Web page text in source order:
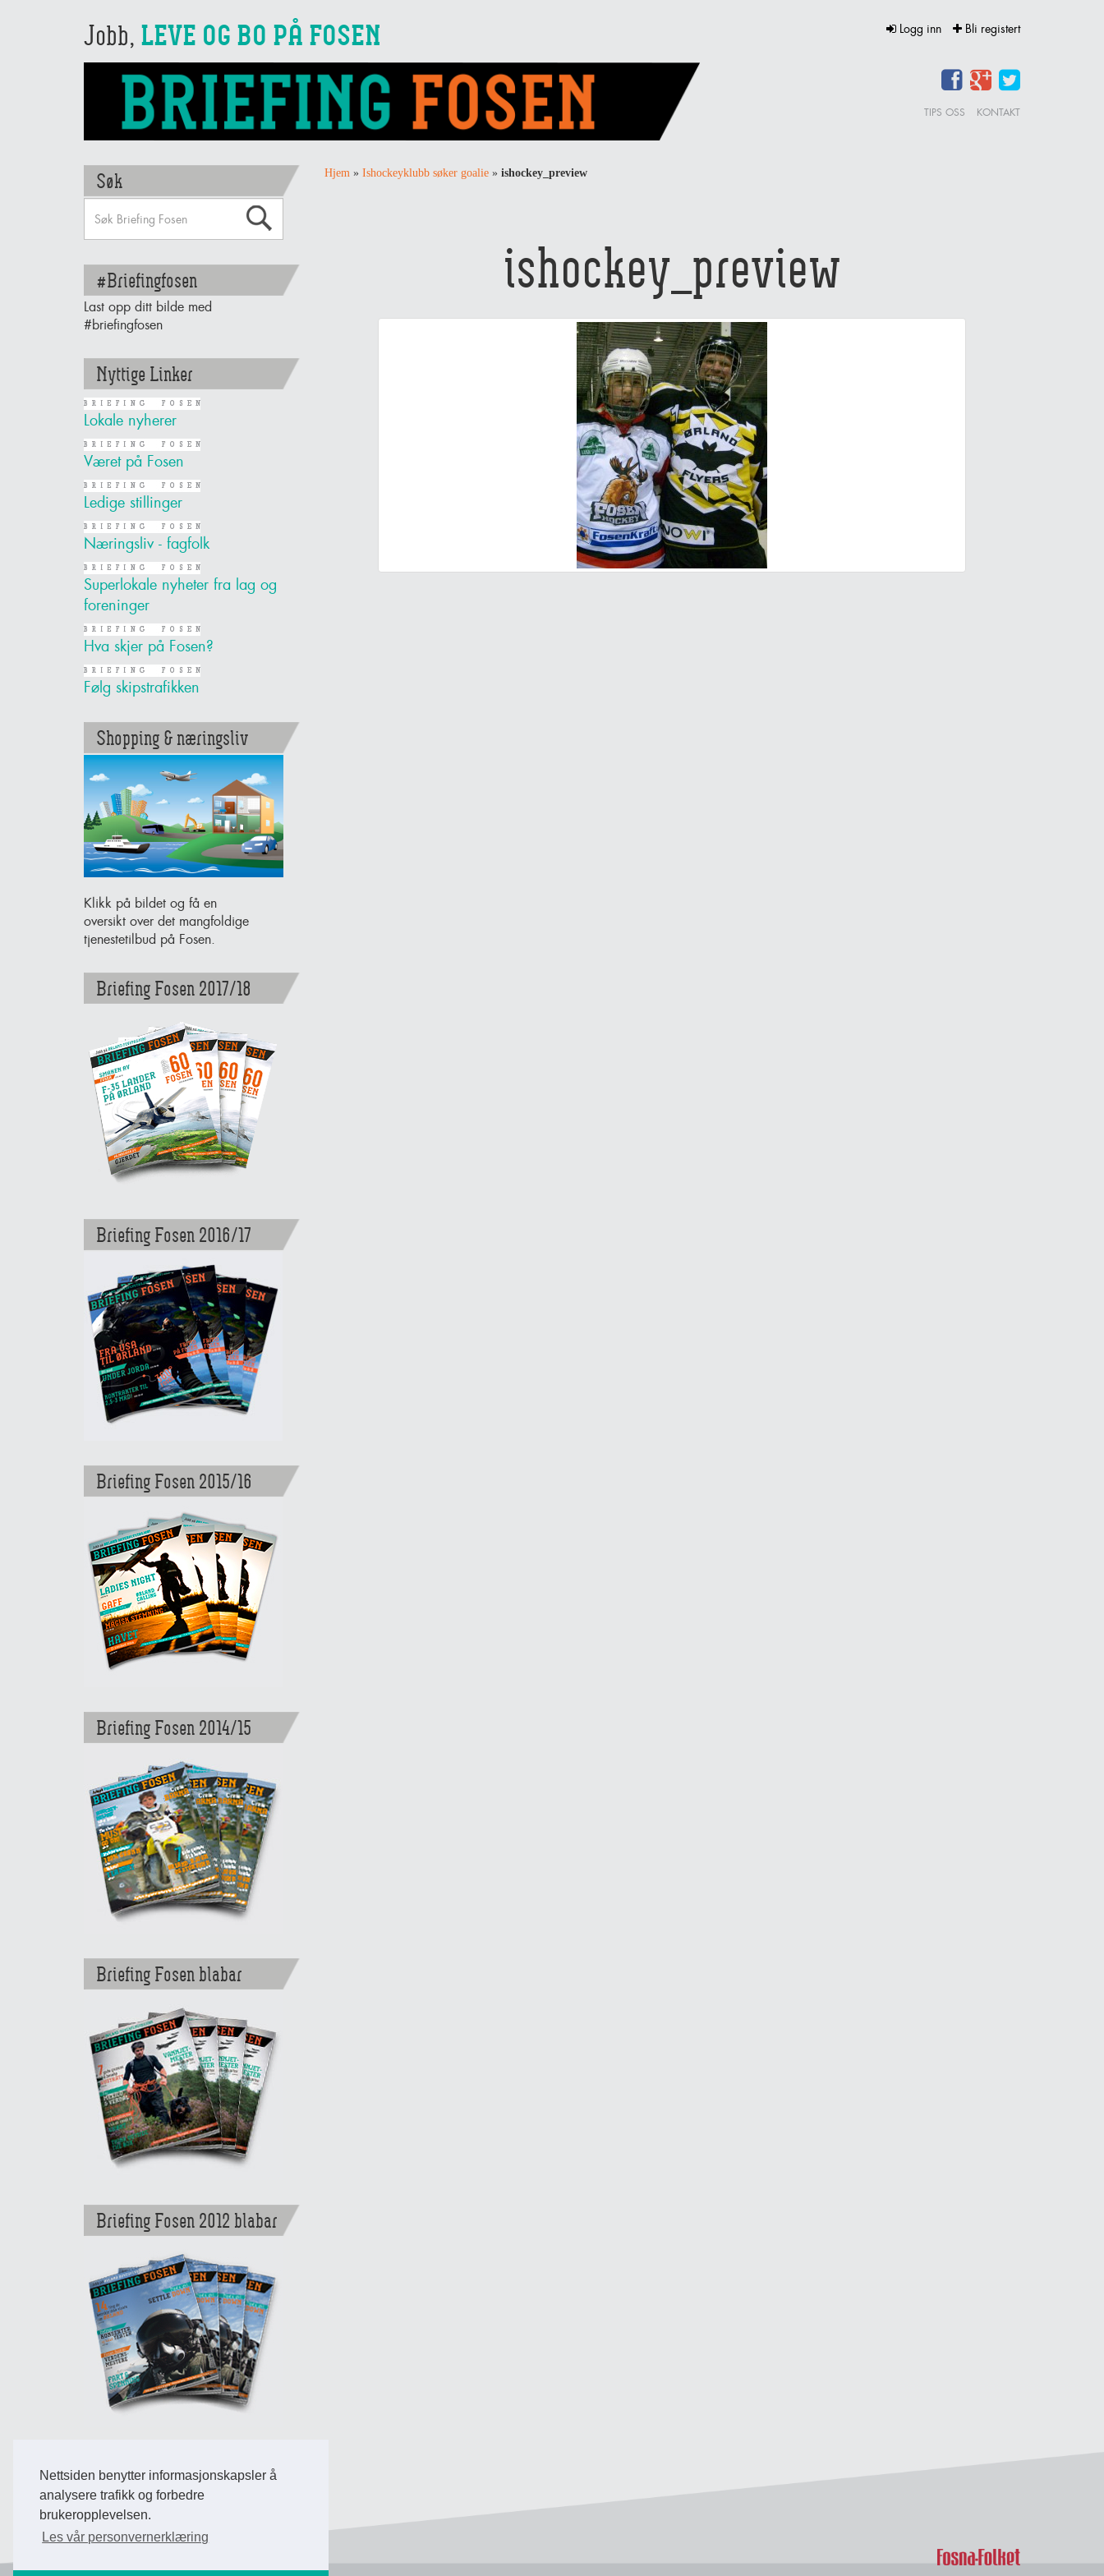
Nettsiden benytter informasjonskapsler å
analysere trafikk og forbedre
brukeropplevelsen.
Les vår personvernerklæring
Jobb, LEVE OG BO PÅ FOSEN Logg inn Bli registert
TIPS OSS KONTAKT
Søk
#Briefingfosen
Last opp ditt bilde med
#briefingfosen
Nyttige Linker
Lokale nyherer
Været på Fosen
Ledige stillinger
Næringsliv - fagfolk
Superlokale nyheter fra lag og
foreninger
Hva skjer på Fosen?
Følg skipstrafikken
Shopping & næringsliv
Klikk på bildet og få en
oversikt over det mangfoldige
tjenestetilbud på Fosen.
Briefing Fosen 2017/18
Briefing Fosen 2016/17
Briefing Fosen 2015/16
Briefing Fosen 2014/15
Briefing Fosen blabar
Briefing Fosen 2012 blabar
Hjem» Ishockeyklubb søker goalie» ishockey_preview
ishockey_preview
Back to Top